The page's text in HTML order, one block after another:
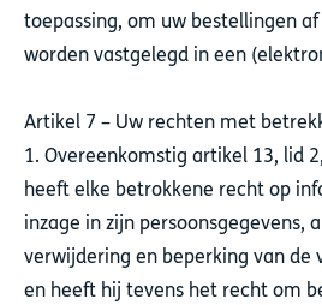
toepassing, om uw bestellingen
worden vastgelegd in een
Artikel 7 – Uw rechten met
1. Overeenkomstig artikel 13, lid
heeft elke betrokkene recht op
inzage in zijn persoonsgegevens,
verwijdering en beperking van de
en heeft hij tevens het recht om